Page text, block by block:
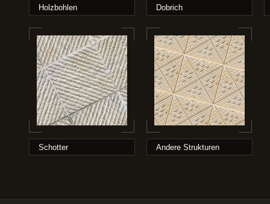
Holzbohlen Dobrich
Schotter Andere Strukturen